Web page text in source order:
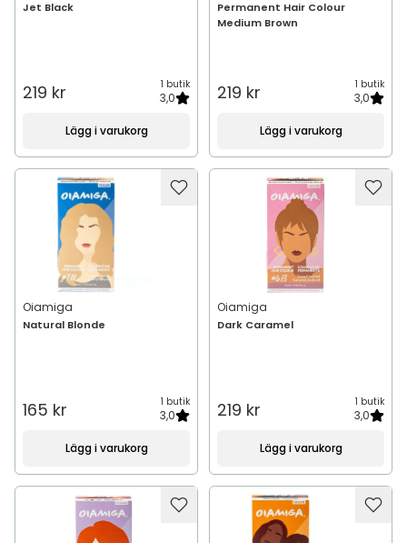
Jet Black
219 kr 1 butik
3,0
Lägg i varukorg
Permanent Hair Colour
Medium Brown
219 kr 1 butik
3,0
Lägg i varukorg
Oiamiga
Natural Blonde
165 kr 1 butik
3,0
Lägg i varukorg
Oiamiga
Dark Caramel
219 kr 1 butik
3,0
Lägg i varukorg